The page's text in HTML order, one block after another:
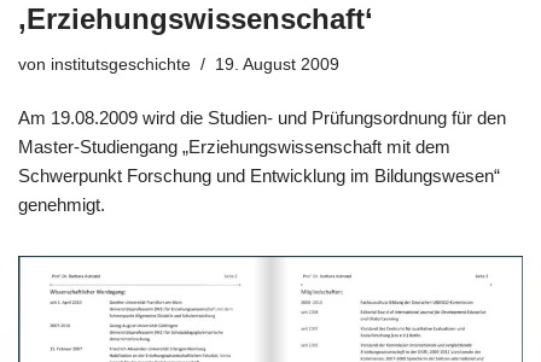
‚Erziehungswissenschaft‘
von institutsgeschichte 19. August 2009
Am 19.08.2009 wird die Studien- und Prüfungsordnung für den
Master-Studiengang „Erziehungswissenschaft mit dem
Schwerpunkt Forschung und Entwicklung im Bildungswesen“
genehmigt.